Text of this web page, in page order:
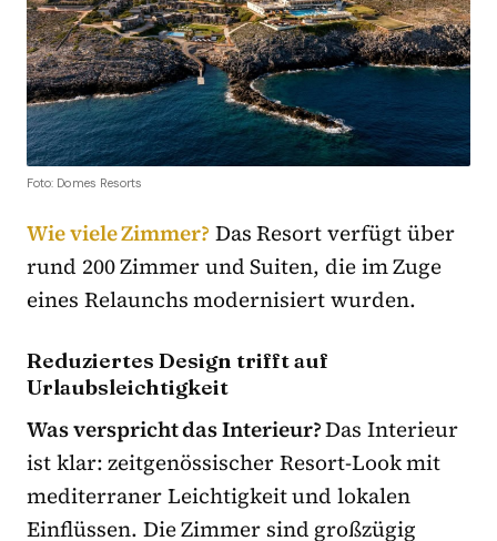
Foto: Domes Resorts
Wie viele Zimmer? Das Resort verfügt über
rund 200 Zimmer und Suiten, die im Zuge
eines Relaunchs modernisiert wurden.
Reduziertes Design trifft auf
Urlaubsleichtigkeit
Was verspricht das Interieur?Das Interieur
ist klar: zeitgenössischer Resort-Look mit
mediterraner Leichtigkeit und lokalen
Einflüssen. Die Zimmer sind großzügig